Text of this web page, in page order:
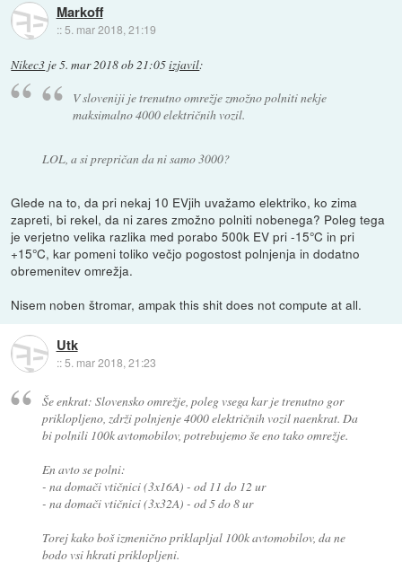
Markoff
:: 5. mar 2018, 21:19
Nikec3 je5. mar 2018 ob 21:05izjavil:
V sloveniji je trenutno omrežje zmožno polniti nekje
maksimalno 4000 električnih vozil.
LOL, a si prepričan da ni samo 3000?
Glede na to, da pri nekaj 10 EVjih uvažamo elektriko, ko zima
zapreti, bi rekel, da ni zares zmožno polniti nobenega? Poleg tega
je verjetno velika razlika med porabo 500k EV pri -15°C in pri
+15°C, kar pomeni toliko večjo pogostost polnjenja in dodatno
obremenitev omrežja.
Nisem noben štromar, ampak this shit does not compute at all.
Utk
::5. mar 2018, 21:23
Še enkrat: Slovensko omrežje, poleg vsega kar je trenutno gor
priklopljeno, zdrži polnjenje 4000 električnih vozil naenkrat. Da
bi polnili 100k avtomobilov, potrebujemo še eno tako omrežje.
En avto se polni:
- na domači vtičnici (3x16A) - od 11 do 12 ur
- na domači vtičnici (3x32A) - od 5 do 8 ur
Torej kako boš izmenično priklapljal 100k avtomobilov, da ne
bodo vsi hkrati priklopljeni.